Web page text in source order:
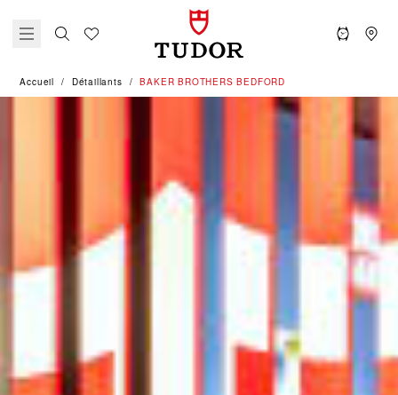
Accueil Détaillants ‭BAKER BROTHERS BEDFORD‬